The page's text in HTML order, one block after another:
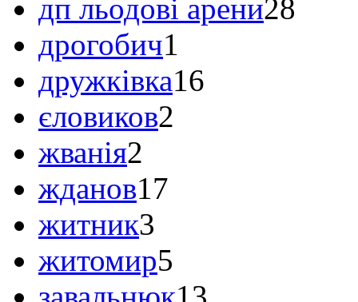
дп льодові арени28
дрогобич1
дружківка16
єловиков2
жванія2
жданов17
житник3
житомир5